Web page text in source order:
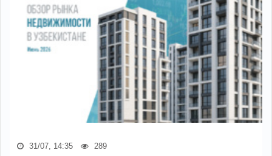
31/07, 14:35 289